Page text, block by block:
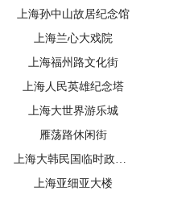
上海孙中山故居纪念馆
上海兰心大戏院
上海福州路文化街
上海人民英雄纪念塔
上海大世界游乐城
雁荡路休闲街
上海大韩民国临时政府旧址
上海亚细亚大楼